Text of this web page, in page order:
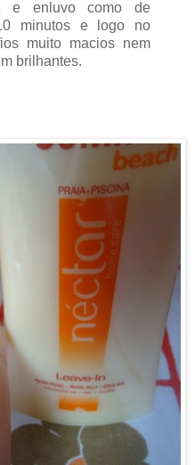
e enluvo como de
minutos e logo no
muito macios nem
brilhantes.